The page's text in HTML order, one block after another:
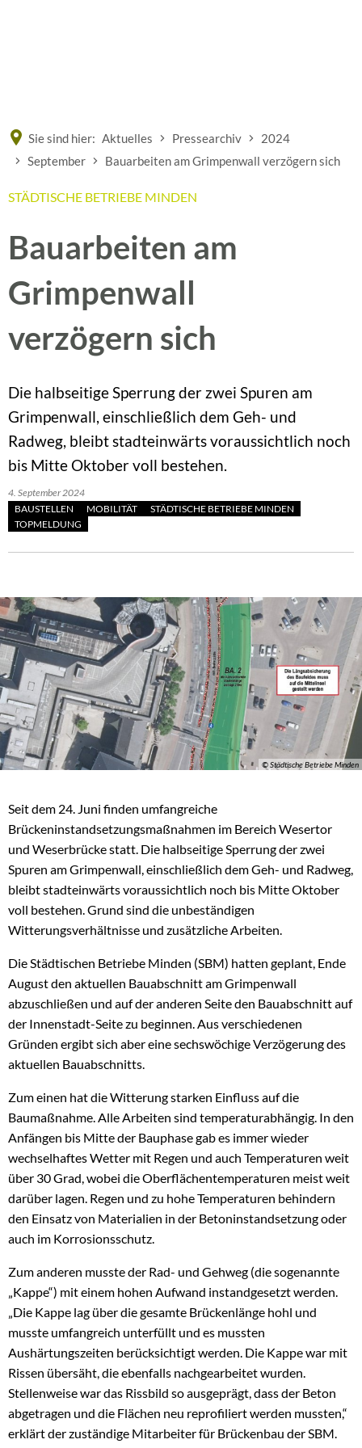
Sie sind hier: Aktuelles Pressearchiv
2024
September
Bauarbeiten am Grimpenwall verzögern sich
STÄDTISCHE BETRIEBE MINDEN
Bauarbeiten am
Grimpenwall
verzögern sich
Die halbseitige Sperrung der zwei Spuren am
Grimpenwall, einschließlich dem Geh- und
Radweg, bleibt stadteinwärts voraussichtlich noch
bis Mitte Oktober voll bestehen.
4. September 2024
BAUSTELLEN
MOBILITÄT
STÄDTISCHE BETRIEBE MINDEN
TOPMELDUNG
© Städtische Betriebe Minden
Seit dem 24. Juni finden umfangreiche
Brückeninstandsetzungsmaßnahmen im Bereich Wesertor
und Weserbrücke statt. Die halbseitige Sperrung der zwei
Spuren am Grimpenwall, einschließlich dem Geh- und Radweg,
bleibt stadteinwärts voraussichtlich noch bis Mitte Oktober
voll bestehen. Grund sind die unbeständigen
Witterungsverhältnisse und zusätzliche Arbeiten.
Die Städtischen Betriebe Minden (SBM) hatten geplant, Ende
August den aktuellen Bauabschnitt am Grimpenwall
abzuschließen und auf der anderen Seite den Bauabschnitt auf
der Innenstadt-Seite zu beginnen. Aus verschiedenen
Gründen ergibt sich aber eine sechswöchige Verzögerung des
aktuellen Bauabschnitts.
Zum einen hat die Witterung starken Einfluss auf die
Baumaßnahme. Alle Arbeiten sind temperaturabhängig. In den
Anfängen bis Mitte der Bauphase gab es immer wieder
wechselhaftes Wetter mit Regen und auch Temperaturen weit
über 30 Grad, wobei die Oberflächentemperaturen meist weit
darüber lagen. Regen und zu hohe Temperaturen behindern
den Einsatz von Materialien in der Betoninstandsetzung oder
auch im Korrosionsschutz.
Zum anderen musste der Rad- und Gehweg (die sogenannte
„Kappe“) mit einem hohen Aufwand instandgesetzt werden.
„Die Kappe lag über die gesamte Brückenlänge hohl und
musste umfangreich unterfüllt und es mussten
Aushärtungszeiten berücksichtigt werden. Die Kappe war mit
Rissen übersäht, die ebenfalls nachgearbeitet wurden.
Stellenweise war das Rissbild so ausgeprägt, dass der Beton
abgetragen und die Flächen neu reprofiliert werden mussten,“
erklärt der zuständige Mitarbeiter für Brückenbau der SBM.